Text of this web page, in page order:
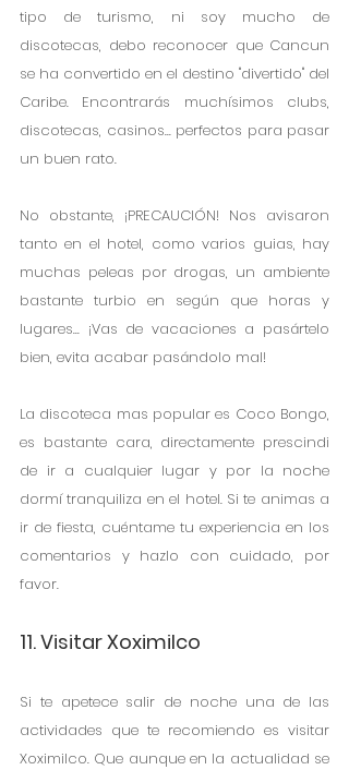
tipo de turismo, ni soy mucho de
discotecas, debo reconocer que Cancun
se ha convertido en el destino "divertido" del
Caribe. Encontrarás muchísimos clubs,
discotecas, casinos... perfectos para pasar
un buen rato.
No obstante, ¡PRECAUCIÓN! Nos avisaron
tanto en el hotel, como varios guias, hay
muchas peleas por drogas, un ambiente
bastante turbio en según que horas y
lugares... ¡Vas de vacaciones a pasártelo
bien, evita acabar pasándolo mal!
La discoteca mas popular es Coco Bongo,
es bastante cara, directamente prescindi
de ir a cualquier lugar y por la noche
dormí tranquiliza en el hotel. Si te animas a
ir de fiesta, cuéntame tu experiencia en los
comentarios y hazlo con cuidado, por
favor.
11. Visitar Xoximilco
Si te apetece salir de noche una de las
actividades que te recomiendo es visitar
Xoximilco. Que aunque en la actualidad se